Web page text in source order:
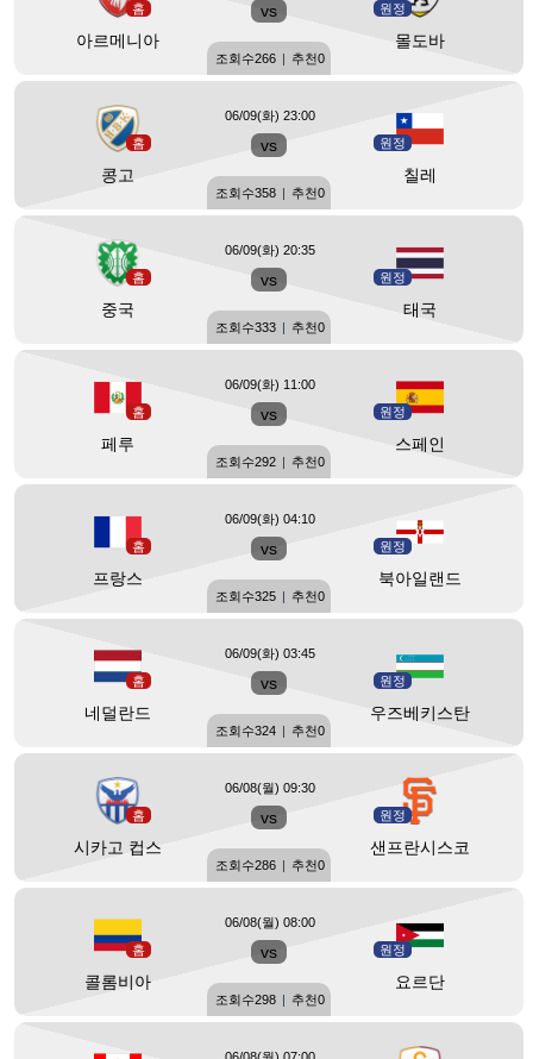
홈
아르메니아
vs 원정
몰도바
조회수266 | 추천0
홈
콩고
vs 원정
칠레
06/09(화) 23:00
조회수358 | 추천0
홈
중국
vs 원정
태국
06/09(화) 20:35
조회수333 | 추천0
홈
페루
vs 원정
스페인
06/09(화) 11:00
조회수292 | 추천0
홈
프랑스
vs 원정
북아일랜드
06/09(화) 04:10
조회수325 | 추천0
홈
네덜란드
vs 원정
우즈베키스탄
06/09(화) 03:45
조회수324 | 추천0
홈
시카고 컵스
vs 원정
샌프란시스코
06/08(월) 09:30
조회수286 | 추천0
홈
콜롬비아
vs 원정
요르단
06/08(월) 08:00
조회수298 | 추천0